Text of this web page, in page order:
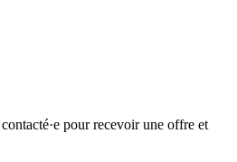
pour recevoir une offre et